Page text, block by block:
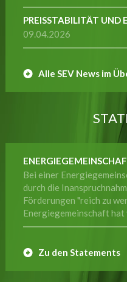
PREISSTABILITÄT UND
09.04.2026
Alle SEV News im
Bei einer
durch die
Förderungen "reich zu
Energiegemeinschaft hat
Zu den Statements